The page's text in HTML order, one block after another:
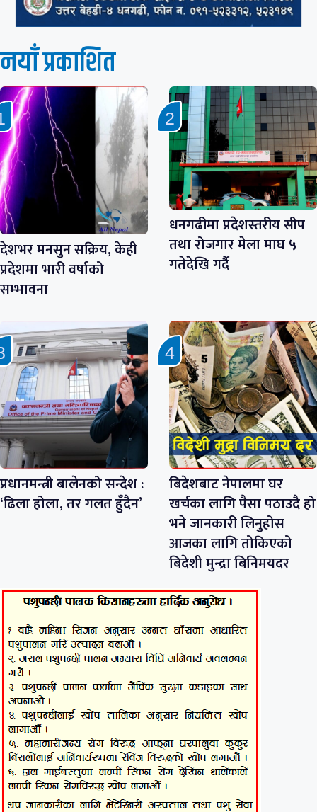
नयाँ प्रकाशित
देशभर मनसुन सक्रिय, केही
प्रदेशमा भारी वर्षाको
सम्भावना
धनगढीमा प्रदेशस्तरीय सीप
तथा रोजगार मेला माघ ५
गतेदेखि गर्दै
प्रधानमन्त्री बालेनको सन्देश :
‘ढिला होला, तर गलत हुँदैन’
बिदेशबाट नेपालमा घर
खर्चका लागि पैसा पठाउदै हो
भने जानकारी लिनुहोस
आजका लागि तोकिएको
बिदेशी मुन्द्रा बिनिमयदर